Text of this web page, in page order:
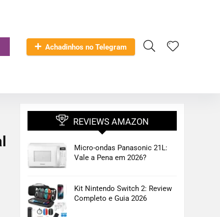
Achadinhos no Telegram
REVIEWS AMAZON
Micro-ondas Panasonic 21L:
Vale a Pena em 2026?
Kit Nintendo Switch 2: Review
Completo e Guia 2026